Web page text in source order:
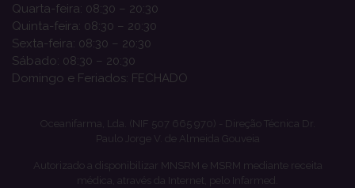
Quarta-feira: 08:30 – 20:30
Quinta-feira: 08:30 – 20:30
Sexta-feira: 08:30 – 20:30
Sábado: 08:30 – 20:30
Domingo e Feriados: FECHADO
Oceanifarma, Lda. (NIF 507 665 970) - Direção Técnica Dr.
Paulo Jorge V. de Almeida Gouveia
Autorizado a disponibilizar MNSRM e MSRM mediante receita
médica, através da Internet, pelo Infarmed.